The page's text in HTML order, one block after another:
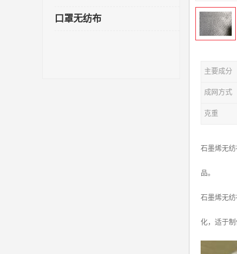
口罩无纺布
主要成分
成网方式
克重
石墨烯无
品。
石墨烯无
化，适于